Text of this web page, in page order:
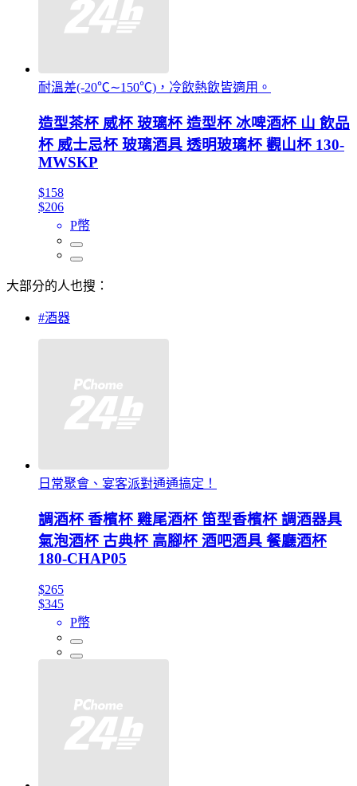
耐溫差(-20℃∼150℃)，冷飲熱飲皆適用。
造型茶杯 威杯 玻璃杯 造型杯 冰啤酒杯 山 飲品
杯 威士忌杯 玻璃酒具 透明玻璃杯 觀山杯 130-
MWSKP
$158
$206
P幣
大部分的人也搜：
#酒器
日常聚會、宴客派對通通搞定！
調酒杯 香檳杯 雞尾酒杯 笛型香檳杯 調酒器具
氣泡酒杯 古典杯 高腳杯 酒吧酒具 餐廳酒杯
180-CHAP05
$265
$345
P幣